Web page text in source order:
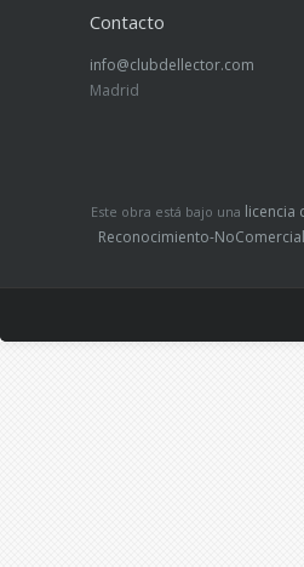
Contacto
info@clubdellector.com
Madrid
Este obra está bajo una licencia
Reconocimiento-